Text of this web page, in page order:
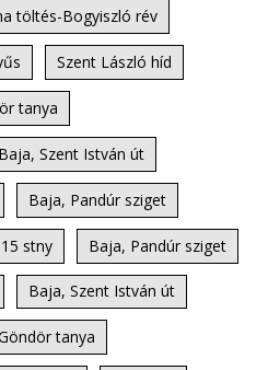
töltés-Bogyiszló rév
Szent László híd
tanya
Baja, Szent István út
Baja, Pandúr sziget
stny Baja, Pandúr sziget
Baja, Szent István út
tanya